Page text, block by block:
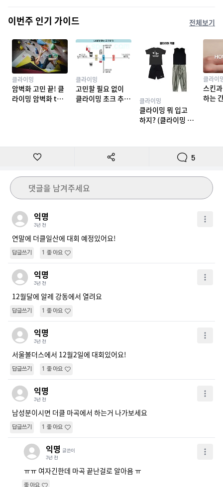
이번주 인기 가이드 전체보기
클라이밍
암벽화 고민 끝! 클
라이밍 암벽화 top
클라이밍
고민할 필요 없이
클라이밍 초크 추천
클라이밍
클라이밍 뭐 입고
하지? (클라이밍 복
클라이
스킨
하는
5
댓글을 남겨주세요
익명
3년 전
연말에 더클일산에 대회 예정있어요!
답글쓰기 1 좋아요
익명
3년 전
12월달에 알레 강동에서 열려요
답글쓰기 1 좋아요
익명
3년 전
서울볼더스에서 12월2일에 대회있어요!
답글쓰기 1 좋아요
익명
3년 전
남성분이시면 더클 마곡에서 하는거 나가보세요
답글쓰기 1 좋아요
익명 글쓴이
3년 전
ㅠㅠ 여자긴한데 마곡 끝난걸로 알아욤 ㅠ